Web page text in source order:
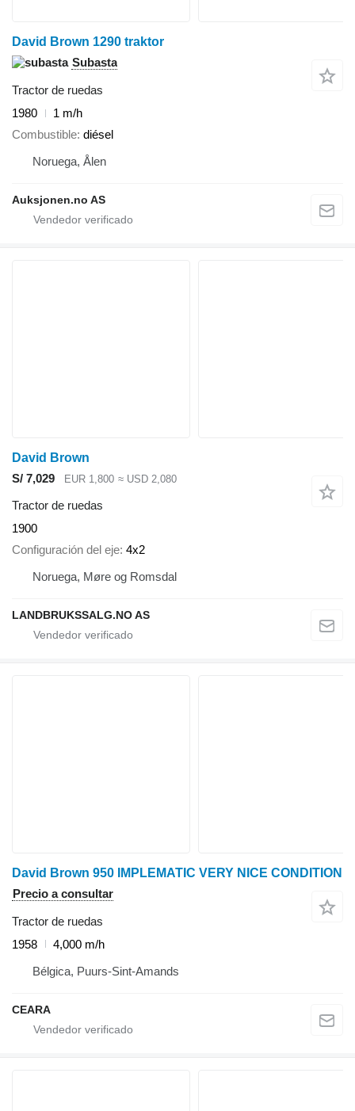
David Brown 1290 traktor
Subasta
Tractor de ruedas
1980
1 m/h
Combustible diésel
Noruega, Ålen
Auksjonen.no AS
David Brown
S/ 7,029
EUR 1,800 ≈ USD 2,080
Tractor de ruedas
1900
Configuración del eje 4x2
Noruega, Møre og Romsdal
LANDBRUKSSALG.NO AS
David Brown 950 IMPLEMATIC VERY NICE CONDITION
Precio a consultar
Tractor de ruedas
1958
4,000 m/h
Bélgica, Puurs-Sint-Amands
CEARA